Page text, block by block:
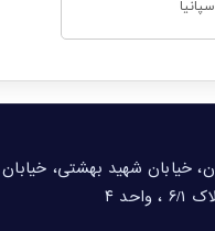
خیابان شهید بهشتی،
۴